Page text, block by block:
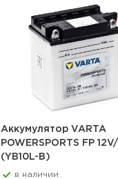
Аккумулятор VARTA
POWERSPORTS FP 12V/
(YB10L-B)
в наличии